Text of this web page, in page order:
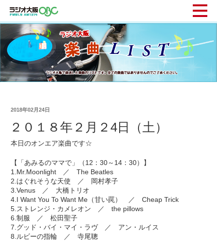
2018年02月24日
２０１８年２月２4日（土）
本日のオンエア楽曲です☆
【「あみるのママで」（12：30～14：30）】
1.Mr.Moonlight ／ The Beatles
2.はぐれそうな天使 ／ 岡村孝子
3.Venus ／ 大橋トリオ
4.I Want You To Want Me（甘い罠） ／ Cheap Trick
5.ストレンジ・カメレオン ／ the pillows
6.制服 ／ 松田聖子
7.グッド・バイ・マイ・ラヴ ／ アン・ルイス
8.ルビーの指輪 ／ 寺尾聰